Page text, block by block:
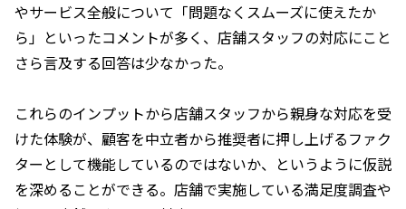
やサービス全般について「問題なくスムーズに使えたか
ら」といったコメントが多く、店舗スタッフの対応にこと
さら言及する回答は少なかった。
これらのインプットから店舗スタッフから親身な対応を受
けた体験が、顧客を中立者から推奨者に押し上げるファク
ターとして機能しているのではないか、というように仮説
を深めることができる。店舗で実施している満足度調査や